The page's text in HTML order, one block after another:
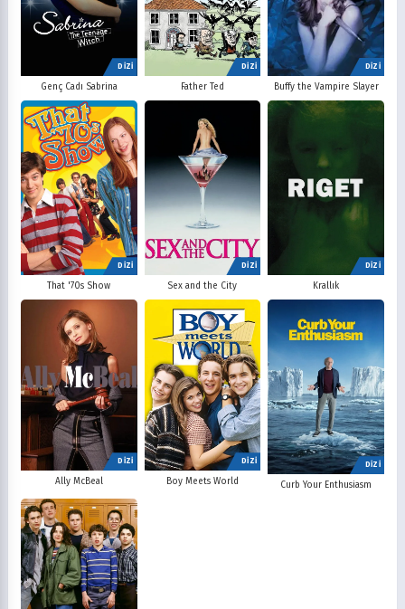
DİZİ
Genç Cadı Sabrina
DİZİ
Father Ted
DİZİ
Buffy the Vampire Slayer
DİZİ
That '70s Show
DİZİ
Sex and the City
DİZİ
Krallık
DİZİ
Ally McBeal
DİZİ
Boy Meets World
DİZİ
Curb Your Enthusiasm